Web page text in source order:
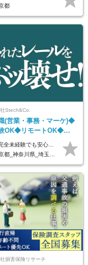
都
Stech&Co.
(営業・事務・マーケ)◆
OK◆リモートOK◆学
◆20代活躍中！
！／ -------------- 【1】営業 月給25万円～80万円＋賞与 【2】事務 月給21万円～50万円＋賞与 【3】マーケ 月給25万円～80万円＋賞与 ※試用期間3ヶ月間の待遇に変動はありません。 ※みなし残業代(月20時間分29,725円～)を含む。（※超過分は追加支給）
_青森県_岩手県_宮城県_秋田県_山形県_福島県_茨城県_栃木県_群馬県_新潟県_山梨県_長野県_富山県_石川県_福井県_静岡県_岐阜県_三重県_兵庫県_京都府_滋賀県_奈良県_和歌山県_広島県_岡山県_鳥取県_島根県_山口県_徳島県_香川県_愛媛県_高知県_福岡県_熊本県_佐賀県_長崎県_大分県_宮崎県_鹿児島県_沖縄県
損害保険リサーチ